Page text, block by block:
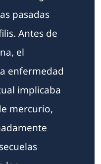
pasadas
Antes de
el
enfermedad
implicaba
mercurio,